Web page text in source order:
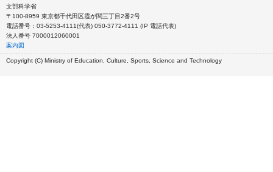
文部科学省
〒100-8959 東京都千代田区霞が関三丁目2番2号
電話番号：03-5253-4111(代表) 050-3772-4111 (IP 電話代表)
法人番号 7000012060001
案内図
Copyright (C) Ministry of Education, Culture, Sports, Science and Technology